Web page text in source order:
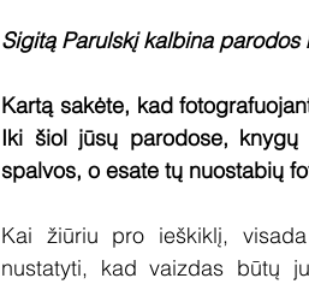
Sigitą Parulskį kalbina parodos
Kartą sakėte, kad
Iki šiol jūsų parodose,
spalvos, o esate tų nuostabių
Kai žiūriu pro ieškiklį,
nustatyti, kad vaizdas būtų